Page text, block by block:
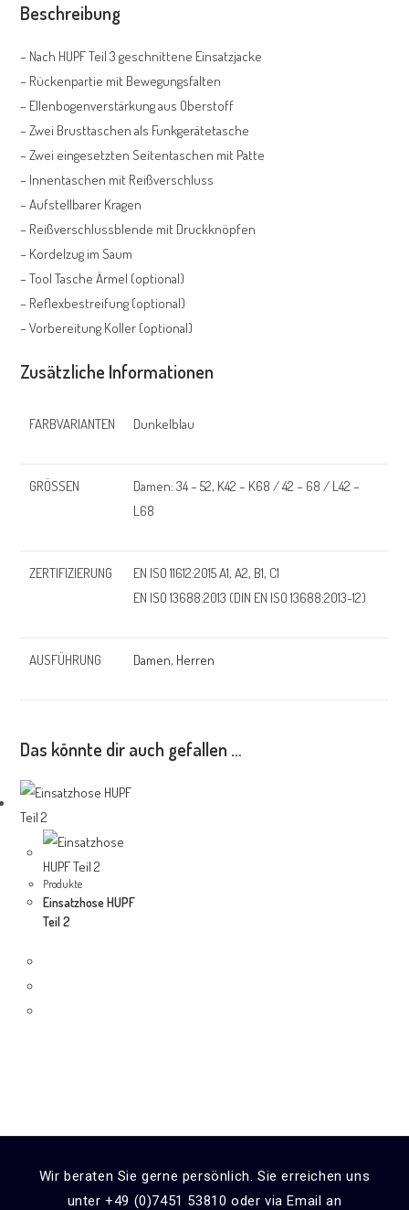
Beschreibung
– Nach HUPF Teil 3 geschnittene Einsatzjacke
– Rückenpartie mit Bewegungsfalten
– Ellenbogenverstärkung aus Oberstoff
– Zwei Brusttaschen als Funkgerätetasche
– Zwei eingesetzten Seitentaschen mit Patte
– Innentaschen mit Reißverschluss
– Aufstellbarer Kragen
– Reißverschlussblende mit Druckknöpfen
– Kordelzug im Saum
– Tool Tasche Ärmel (optional)
– Reflexbestreifung (optional)
– Vorbereitung Koller (optional)
Zusätzliche Informationen
FARBVARIANTEN Dunkelblau
GRÖSSEN
Damen: 34 – 52, K42 – K68 / 42 – 68 / L42 –
L68
ZERTIFIZIERUNG
EN ISO 11612:2015 A1, A2, B1, C1
EN ISO 13688:2013 (DIN EN ISO 13688:2013-12)
AUSFÜHRUNG Damen, Herren
Das könnte dir auch gefallen …
Produkte
Einsatzhose HUPF
Teil 2
Wir beraten Sie gerne persönlich. Sie erreichen uns
unter +49 (0)7451 53810 oder via Email an